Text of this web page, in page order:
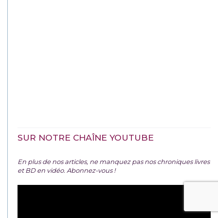
SUR NOTRE CHAÎNE YOUTUBE
En plus de nos articles, ne manquez pas nos chroniques livres
et BD en vidéo. Abonnez-vous !